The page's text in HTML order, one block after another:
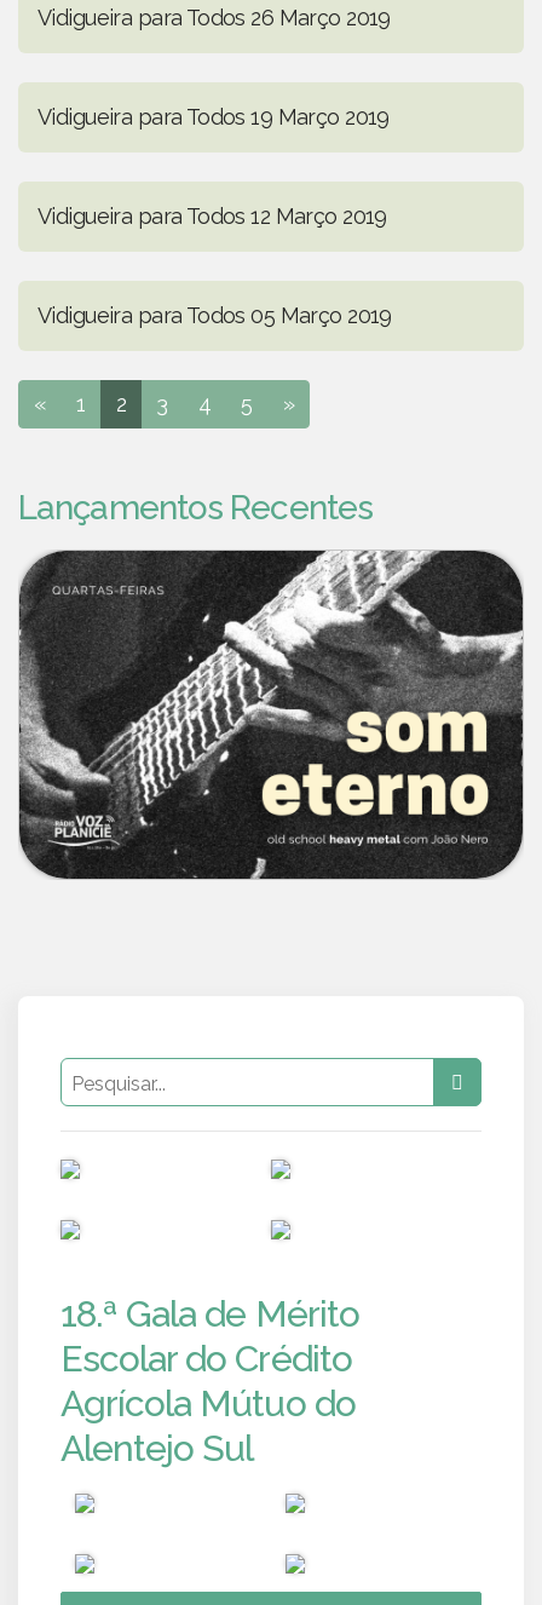
Vidigueira para Todos 26 Março 2019
Vidigueira para Todos 19 Março 2019
Vidigueira para Todos 12 Março 2019
Vidigueira para Todos 05 Março 2019
« 1 2 3 4 5 »
Lançamentos Recentes
18.ª Gala de Mérito
Escolar do Crédito
Agrícola Mútuo do
Alentejo Sul